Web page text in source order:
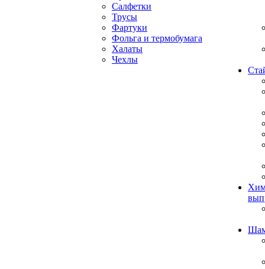
Салфетки
Трусы
Фартуки
Фольга и термобумага
Халаты
Чехлы